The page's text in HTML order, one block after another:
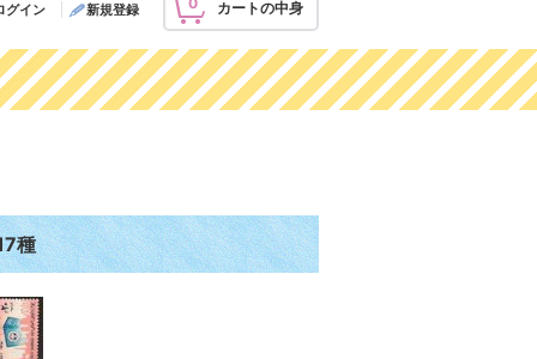
カートの中身
グイン 新規登録
種